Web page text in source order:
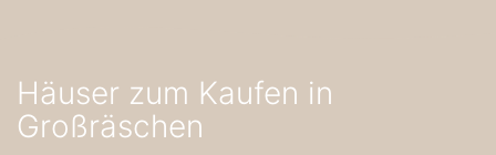
zur
Navigation
zum
Häuser zum Kaufen in
Großräschen